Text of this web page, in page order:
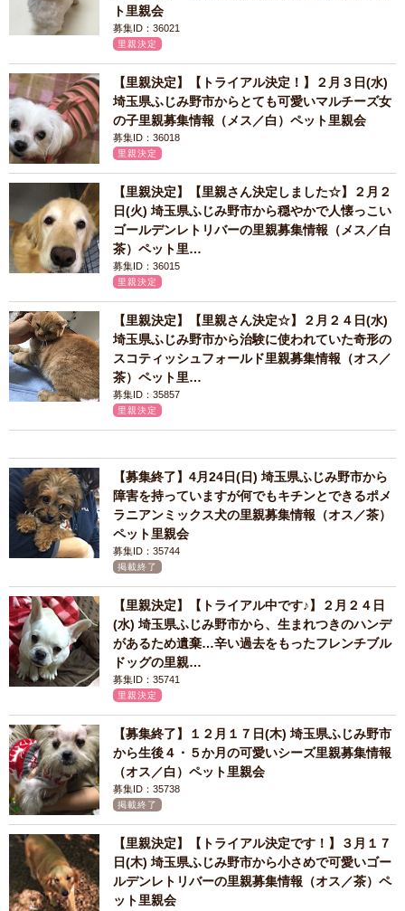
ト里親会
募集ID：36021
里親決定
【里親決定】【トライアル決定！】２月３日(水)
埼玉県ふじみ野市からとても可愛いマルチーズ女
の子里親募集情報（メス／白）ペット里親会
募集ID：36018
里親決定
【里親決定】【里親さん決定しました☆】２月２
日(火) 埼玉県ふじみ野市から穏やかで人懐っこい
ゴールデンレトリバーの里親募集情報（メス／白
茶）ペット里…
募集ID：36015
里親決定
【里親決定】【里親さん決定☆】２月２４日(水)
埼玉県ふじみ野市から治験に使われていた奇形の
スコティッシュフォールド里親募集情報（オス／
茶）ペット里…
募集ID：35857
里親決定
【募集終了】4月24日(日) 埼玉県ふじみ野市から
障害を持っていますが何でもキチンとできるポメ
ラニアンミックス犬の里親募集情報（オス／茶）
ペット里親会
募集ID：35744
掲載終了
【里親決定】【トライアル中です♪】２月２４日
(水) 埼玉県ふじみ野市から、生まれつきのハンデ
があるため遺棄…辛い過去をもったフレンチブル
ドッグの里親…
募集ID：35741
里親決定
【募集終了】１２月１７日(木) 埼玉県ふじみ野市
から生後４・５か月の可愛いシーズ里親募集情報
（オス／白）ペット里親会
募集ID：35738
掲載終了
【里親決定】【トライアル決定です！】３月１７
日(木) 埼玉県ふじみ野市から小さめで可愛いゴー
ルデンレトリバーの里親募集情報（オス／茶）ペ
ット里親会